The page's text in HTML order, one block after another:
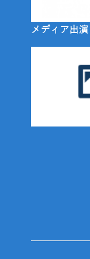
メディア出演